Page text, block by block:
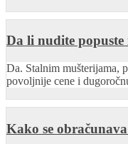
Da li nudite popuste
Da. Stalnim mušterijama,
povoljnije cene i
Kako se